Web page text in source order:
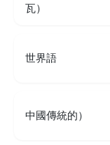
瓦）
世界語
中國傳統的）